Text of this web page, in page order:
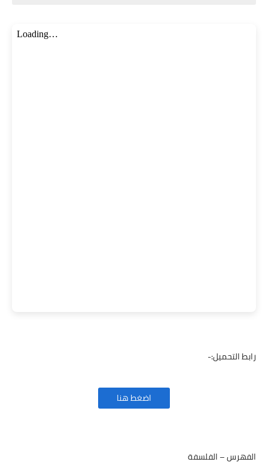
رابط التحميل:-
اضغط هنا
الفهرس – الفلسفة